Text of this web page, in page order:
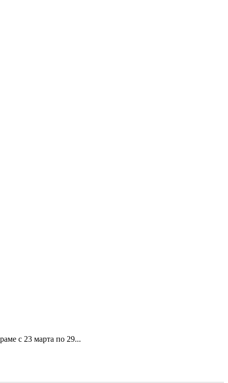
с 23 марта по 29...